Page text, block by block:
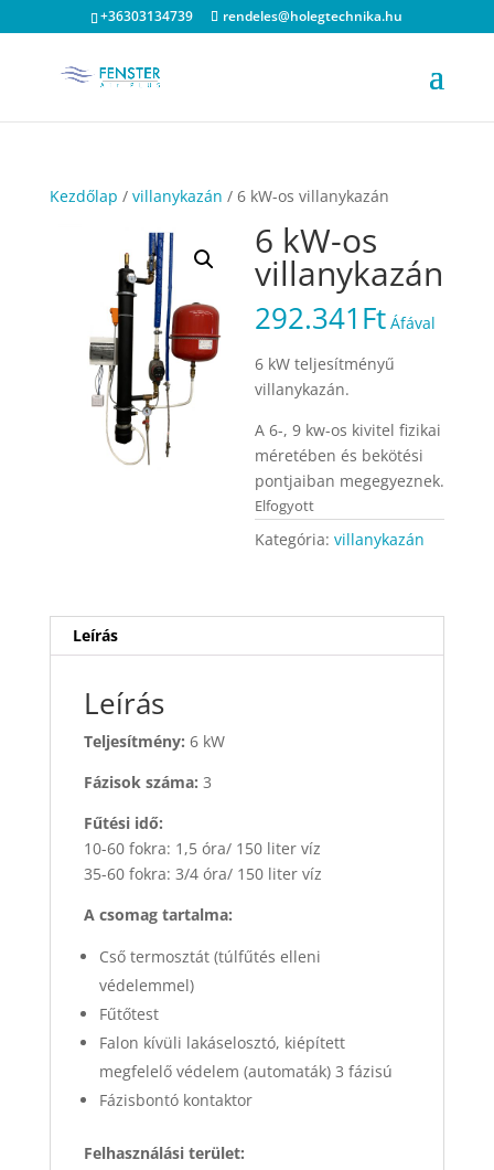
+36303134739 rendeles@holegtechnika.hu
Kezdőlap / villanykazán / 6 kW-os villanykazán
6 kW-os
villanykazán
292.341Ft Áfával
6 kW teljesítményű
villanykazán.
A 6-, 9 kw-os kivitel fizikai
méretében és bekötési
pontjaiban megegyeznek.
Elfogyott
Kategória:villanykazán
Leírás
Leírás
Teljesítmény: 6 kW
Fázisok száma: 3
Fűtési idő:
10-60 fokra: 1,5 óra/ 150 liter víz
35-60 fokra: 3/4 óra/ 150 liter víz
A csomag tartalma:
Cső termosztát (túlfűtés elleni
védelemmel)
Fűtőtest
Falon kívüli lakáselosztó, kiépített
megfelelő védelem (automaták) 3 fázisú
Fázisbontó kontaktor
Felhasználási terület: